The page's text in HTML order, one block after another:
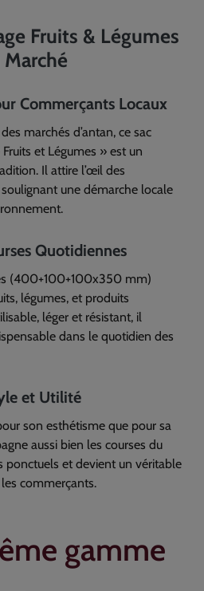
Fruits & Légumes
Commerçants Locaux
marchés d’antan, ce sac
et Légumes » est un
Il attire l’œil des
une démarche locale
Quotidiennes
(400+100+100x350 mm)
légumes, et produits
léger et résistant, il
dans le quotidien des
et Utilité
son esthétisme que pour sa
aussi bien les courses du
ponctuels et devient un véritable
commerçants.
gamme